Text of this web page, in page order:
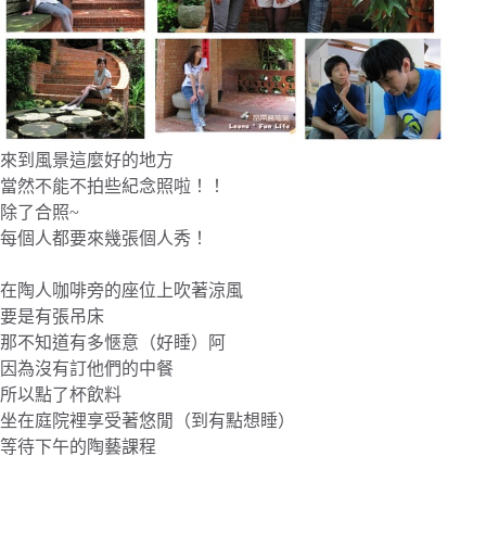
來到風景這麼好的地方
當然不能不拍些紀念照啦！！
除了合照~
每個人都要來幾張個人秀！
在陶人咖啡旁的座位上吹著涼風
要是有張吊床
那不知道有多愜意（好睡）阿
因為沒有訂他們的中餐
所以點了杯飲料
坐在庭院裡享受著悠閒（到有點想睡）
等待下午的陶藝課程